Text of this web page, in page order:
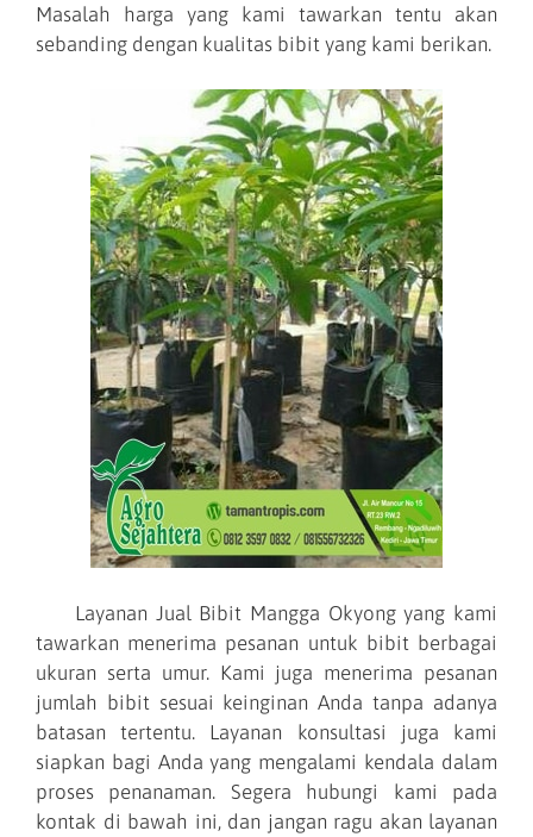
Masalah harga yang kami tawarkan tentu akan
sebanding dengan kualitas bibit yang kami berikan.
Layanan Jual Bibit Mangga Okyong yang kami
tawarkan menerima pesanan untuk bibit berbagai
ukuran serta umur. Kami juga menerima pesanan
jumlah bibit sesuai keinginan Anda tanpa adanya
batasan tertentu. Layanan konsultasi juga kami
siapkan bagi Anda yang mengalami kendala dalam
proses penanaman. Segera hubungi kami pada
kontak di bawah ini, dan jangan ragu akan layanan